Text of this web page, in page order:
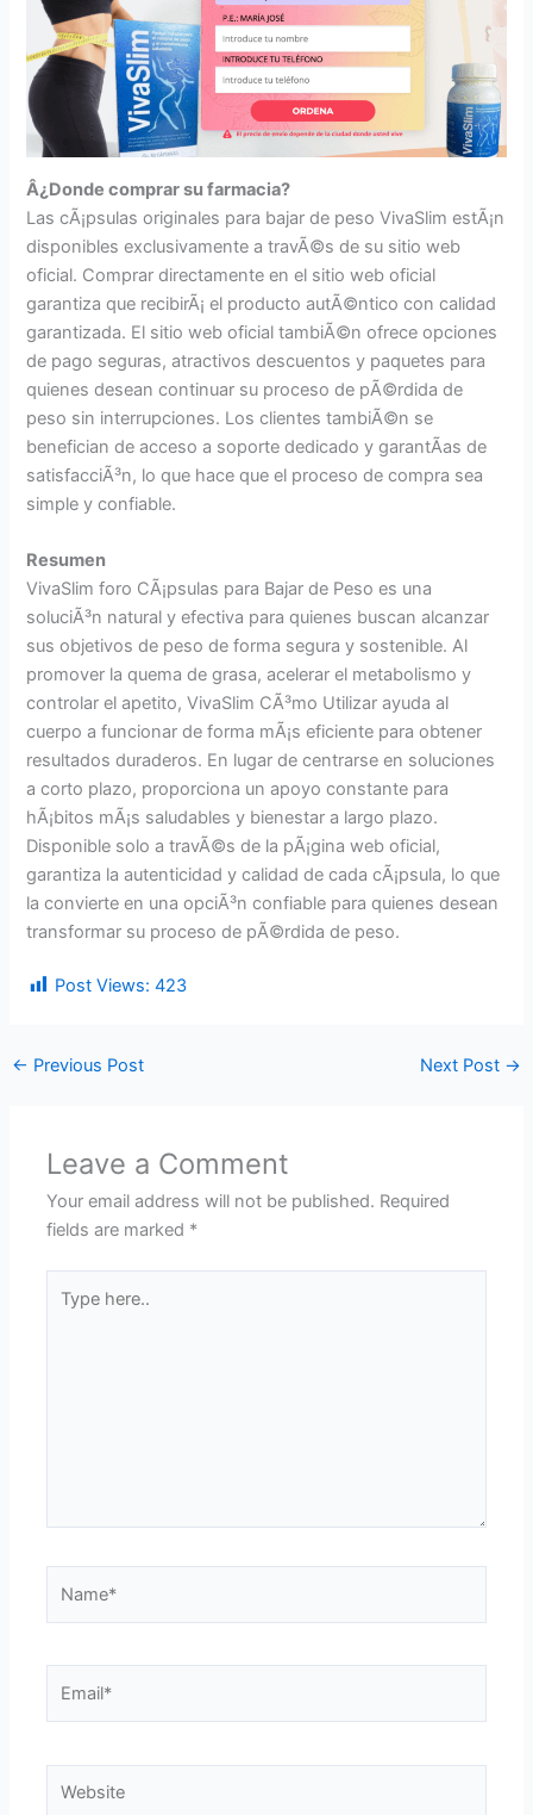
Â¿Donde comprar su farmacia?
Las cÃ¡psulas originales para bajar de peso VivaSlim estÃ¡n
disponibles exclusivamente a travÃ©s de su sitio web
oficial. Comprar directamente en el sitio web oficial
garantiza que recibirÃ¡ el producto autÃ©ntico con calidad
garantizada. El sitio web oficial tambiÃ©n ofrece opciones
de pago seguras, atractivos descuentos y paquetes para
quienes desean continuar su proceso de pÃ©rdida de
peso sin interrupciones. Los clientes tambiÃ©n se
benefician de acceso a soporte dedicado y garantÃ­as de
satisfacciÃ³n, lo que hace que el proceso de compra sea
simple y confiable.
Resumen
VivaSlim foro CÃ¡psulas para Bajar de Peso es una
soluciÃ³n natural y efectiva para quienes buscan alcanzar
sus objetivos de peso de forma segura y sostenible. Al
promover la quema de grasa, acelerar el metabolismo y
controlar el apetito, VivaSlim CÃ³mo Utilizar ayuda al
cuerpo a funcionar de forma mÃ¡s eficiente para obtener
resultados duraderos. En lugar de centrarse en soluciones
a corto plazo, proporciona un apoyo constante para
hÃ¡bitos mÃ¡s saludables y bienestar a largo plazo.
Disponible solo a travÃ©s de la pÃ¡gina web oficial,
garantiza la autenticidad y calidad de cada cÃ¡psula, lo que
la convierte en una opciÃ³n confiable para quienes desean
transformar su proceso de pÃ©rdida de peso.
Post Views: 423
← Previous Post Next Post →
Leave a Comment
Your email address will not be published. Required
fields are marked *
here..